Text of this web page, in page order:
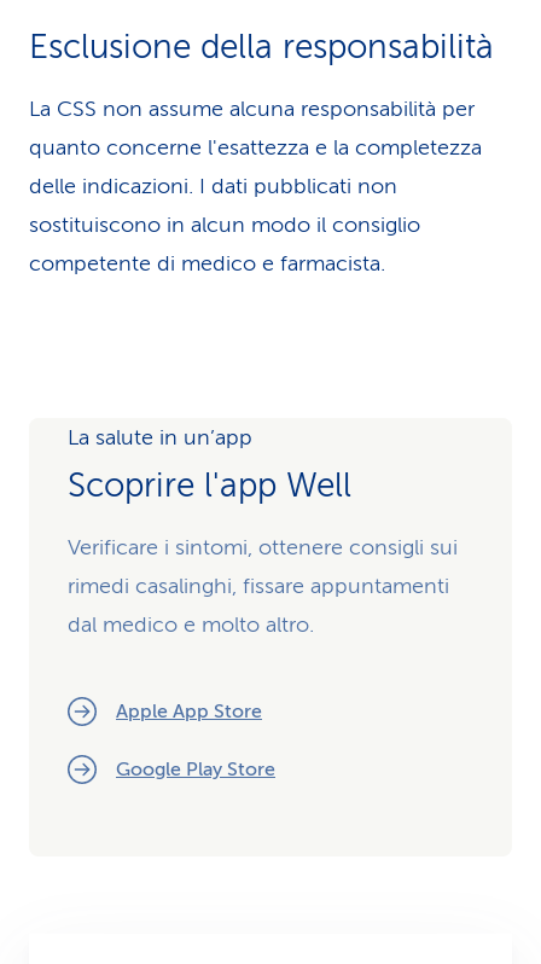
Esclusione della responsabilità
La CSS non assume alcuna re­spons­abilità per
quanto concerne l'esattezza e la completezza
delle indicazioni. I dati pubblicati non
sostituiscono in alcun modo il consiglio
competente di medico e farmacista.
La salute in un’app
Scoprire l'app Well
Verificare i sintomi, ottenere consigli sui
rimedi casalinghi, fissare appuntamenti
dal medico e molto altro.
Apple App Store
Google Play Store